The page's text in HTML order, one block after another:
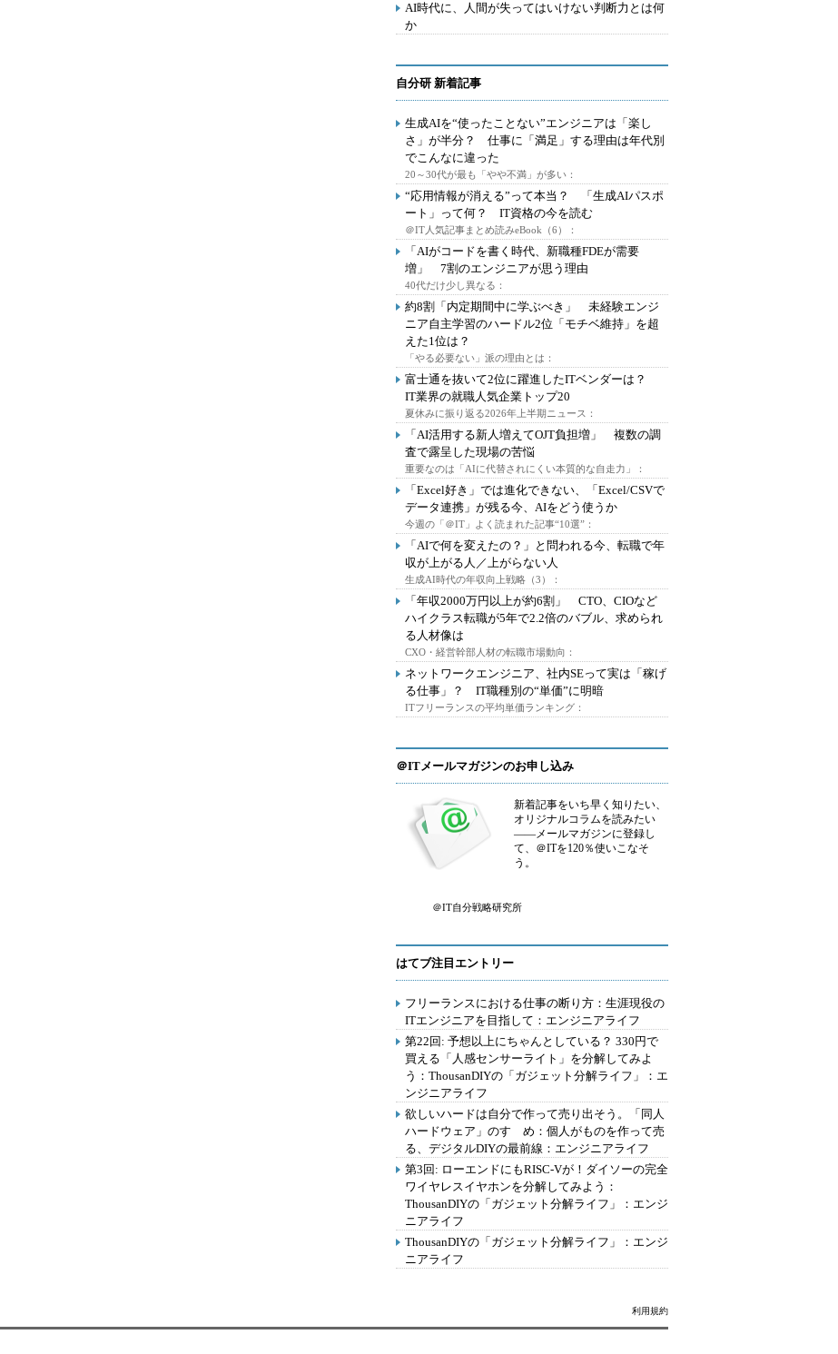
AI時代に、人間が失ってはいけない判断力とは何
か
自分研 新着記事
生成AIを“使ったことない”エンジニアは「楽し
さ」が半分？ 仕事に「満足」する理由は年代別
でこんなに違った
20～30代が最も「やや不満」が多い：
“応用情報が消える”って本当？ 「生成AIパスポ
ート」って何？ IT資格の今を読む
＠IT人気記事まとめ読みeBook（6）：
「AIがコードを書く時代、新職種FDEが需要
増」 7割のエンジニアが思う理由
40代だけ少し異なる：
約8割「内定期間中に学ぶべき」 未経験エンジ
ニア自主学習のハードル2位「モチベ維持」を超
えた1位は？
「やる必要ない」派の理由とは：
富士通を抜いて2位に躍進したITベンダーは？
IT業界の就職人気企業トップ20
夏休みに振り返る2026年上半期ニュース：
「AI活用する新人増えてOJT負担増」 複数の調
査で露呈した現場の苦悩
重要なのは「AIに代替されにくい本質的な自走力」：
「Excel好き」では進化できない、「Excel/CSVで
データ連携」が残る今、AIをどう使うか
今週の「＠IT」よく読まれた記事“10選”：
「AIで何を変えたの？」と問われる今、転職で年
収が上がる人／上がらない人
生成AI時代の年収向上戦略（3）：
「年収2000万円以上が約6割」 CTO、CIOなど
ハイクラス転職が5年で2.2倍のバブル、求められ
る人材像は
CXO・経営幹部人材の転職市場動向：
ネットワークエンジニア、社内SEって実は「稼げ
る仕事」？ IT職種別の“単価”に明暗
ITフリーランスの平均単価ランキング：
＠ITメールマガジンのお申し込み
新着記事をいち早く知りたい、
オリジナルコラムを読みたい
――メールマガジンに登録し
て、＠ITを120％使いこなそ
う。
＠IT自分戦略研究所
はてブ注目エントリー
フリーランスにおける仕事の断り方：生涯現役の
ITエンジニアを目指して：エンジニアライフ
第22回: 予想以上にちゃんとしている？ 330円で
買える「人感センサーライト」を分解してみよ
う：ThousanDIYの「ガジェット分解ライフ」：エ
ンジニアライフ
欲しいハードは自分で作って売り出そう。「同人
ハードウェア」のすゝめ：個人がものを作って売
る、デジタルDIYの最前線：エンジニアライフ
第3回: ローエンドにもRISC-Vが！ダイソーの完全
ワイヤレスイヤホンを分解してみよう：
ThousanDIYの「ガジェット分解ライフ」：エンジ
ニアライフ
ThousanDIYの「ガジェット分解ライフ」：エンジ
ニアライフ
利用規約